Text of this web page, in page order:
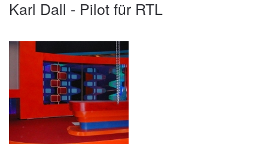
Karl Dall - Pilot für RTL